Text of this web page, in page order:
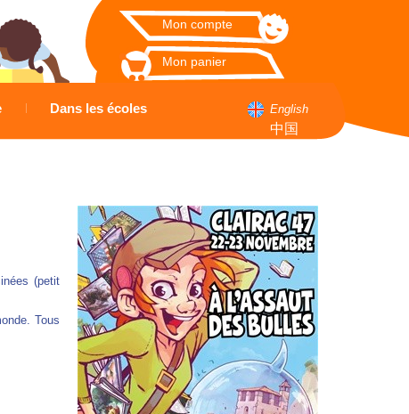
Mon compte
Mon panier
Dans les écoles English
中国
(petit
Tous